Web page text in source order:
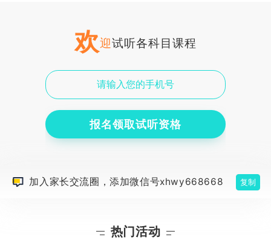
欢迎试听各科目课程
报名领取试听资格
加入家长交流圈，添加微信号xhwy668668 复制
热门活动